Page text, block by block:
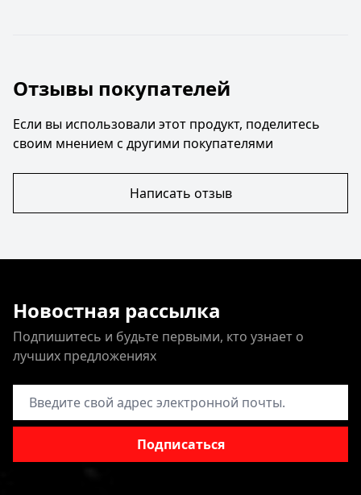
Отзывы покупателей
Если вы использовали этот продукт, поделитесь
своим мнением с другими покупателями
Написать отзыв
Новостная рассылка
Подпишитесь и будьте первыми, кто узнает о
лучших предложениях
Адрес электронной почты
Подписаться